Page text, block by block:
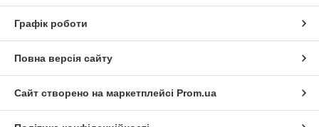
Графік роботи
Повна версія сайту
Сайт створено на маркетплейсі Prom.ua